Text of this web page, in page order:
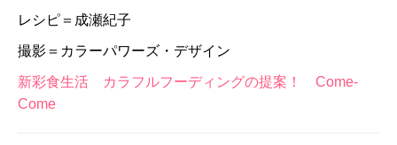
レシピ＝成瀬紀子
撮影＝カラーパワーズ・デザイン
新彩食生活 カラフルフーディングの提案！ Come-
Come